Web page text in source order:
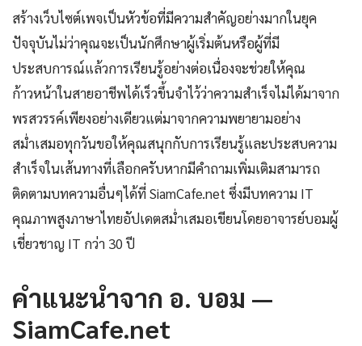
สร้างเว็บไซต์เพจเป็นหัวข้อที่มีความสำคัญอย่างมากในยุค
ปัจจุบันไม่ว่าคุณจะเป็นนักศึกษาผู้เริ่มต้นหรือผู้ที่มี
ประสบการณ์แล้วการเรียนรู้อย่างต่อเนื่องจะช่วยให้คุณ
ก้าวหน้าในสายอาชีพได้เร็วขึ้นจำไว้ว่าความสำเร็จไม่ได้มาจาก
พรสวรรค์เพียงอย่างเดียวแต่มาจากความพยายามอย่าง
สม่ำเสมอทุกวันขอให้คุณสนุกกับการเรียนรู้และประสบความ
สำเร็จในเส้นทางที่เลือกครับหากมีคำถามเพิ่มเติมสามารถ
ติดตามบทความอื่นๆได้ที่ SiamCafe.net ซึ่งมีบทความ IT
คุณภาพสูงภาษาไทยอัปเดตสม่ำเสมอเขียนโดยอาจารย์บอมผู้
เชี่ยวชาญ IT กว่า 30 ปี
คำแนะนำจาก อ. บอม —
SiamCafe.net